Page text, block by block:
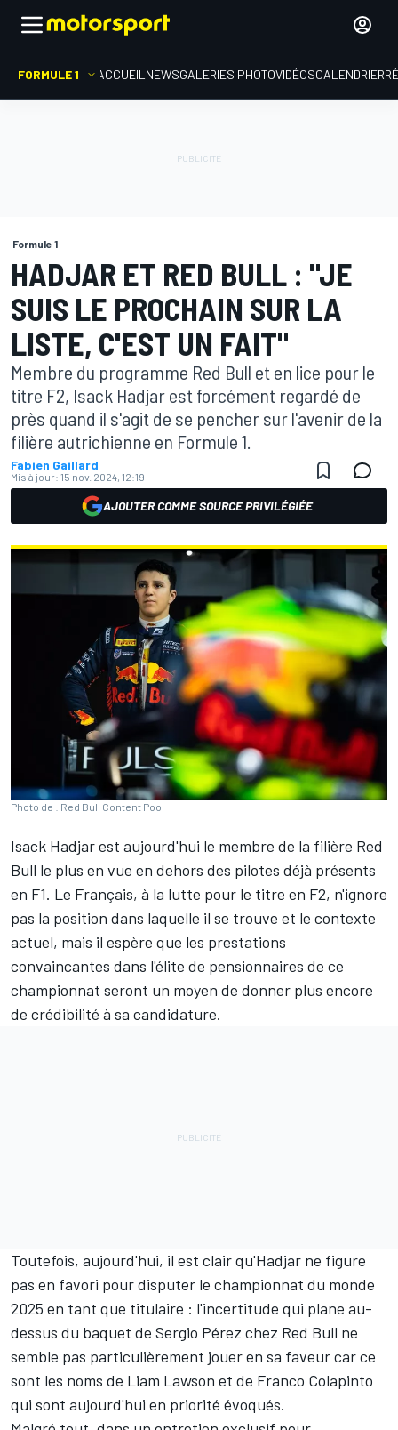
FORMULE 1 ACCUEIL NEWSGALERIES PHOTOVIDÉOSCALENDRIER
Formule 1
HADJAR ET RED BULL : "JE
SUIS LE PROCHAIN SUR LA
LISTE, C'EST UN FAIT"
Membre du programme Red Bull et en lice pour le
titre F2, Isack Hadjar est forcément regardé de
près quand il s'agit de se pencher sur l'avenir de la
filière autrichienne en Formule 1.
Fabien Gaillard
Mis à jour: 15 nov. 2024, 12:19
AJOUTER COMME SOURCE PRIVILÉGIÉE
Photo de : Red Bull Content Pool
Isack Hadjar est aujourd'hui le membre de la filière Red
Bull le plus en vue en dehors des pilotes déjà présents
en F1. Le Français, à la lutte pour le titre en F2, n'ignore
pas la position dans laquelle il se trouve et le contexte
actuel, mais il espère que les prestations
convaincantes dans l'élite de pensionnaires de ce
championnat seront un moyen de donner plus encore
de crédibilité à sa candidature.
Toutefois, aujourd'hui, il est clair qu'Hadjar ne figure
pas en favori pour disputer le championnat du monde
2025 en tant que titulaire : l'incertitude qui plane au-
dessus du baquet de Sergio Pérez chez Red Bull ne
semble pas particulièrement jouer en sa faveur car ce
sont les noms de Liam Lawson et de Franco Colapinto
qui sont aujourd'hui en priorité évoqués.